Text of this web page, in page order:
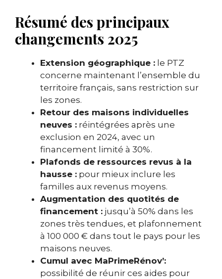
Résumé des principaux
changements 2025
Extension géographique : le PTZ
concerne maintenant l’ensemble du
territoire français, sans restriction sur
les zones.
Retour des maisons individuelles
neuves : réintégrées après une
exclusion en 2024, avec un
financement limité à 30%.
Plafonds de ressources revus à la
hausse : pour mieux inclure les
familles aux revenus moyens.
Augmentation des quotités de
financement : jusqu’à 50% dans les
zones très tendues, et plafonnement
à 100 000 € dans tout le pays pour les
maisons neuves.
Cumul avec MaPrimeRénov’:
possibilité de réunir ces aides pour